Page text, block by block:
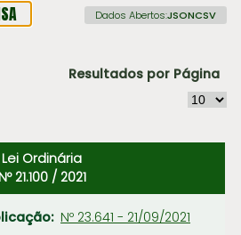
Dados Abertos:JSONCSV
Resultados por Página
DIÁRIO
OFICIAL DE
PUBLICAÇÃO
Lei Ordinária
Nº 21.100 / 2021
Nº 23.641 - 21/09/2021